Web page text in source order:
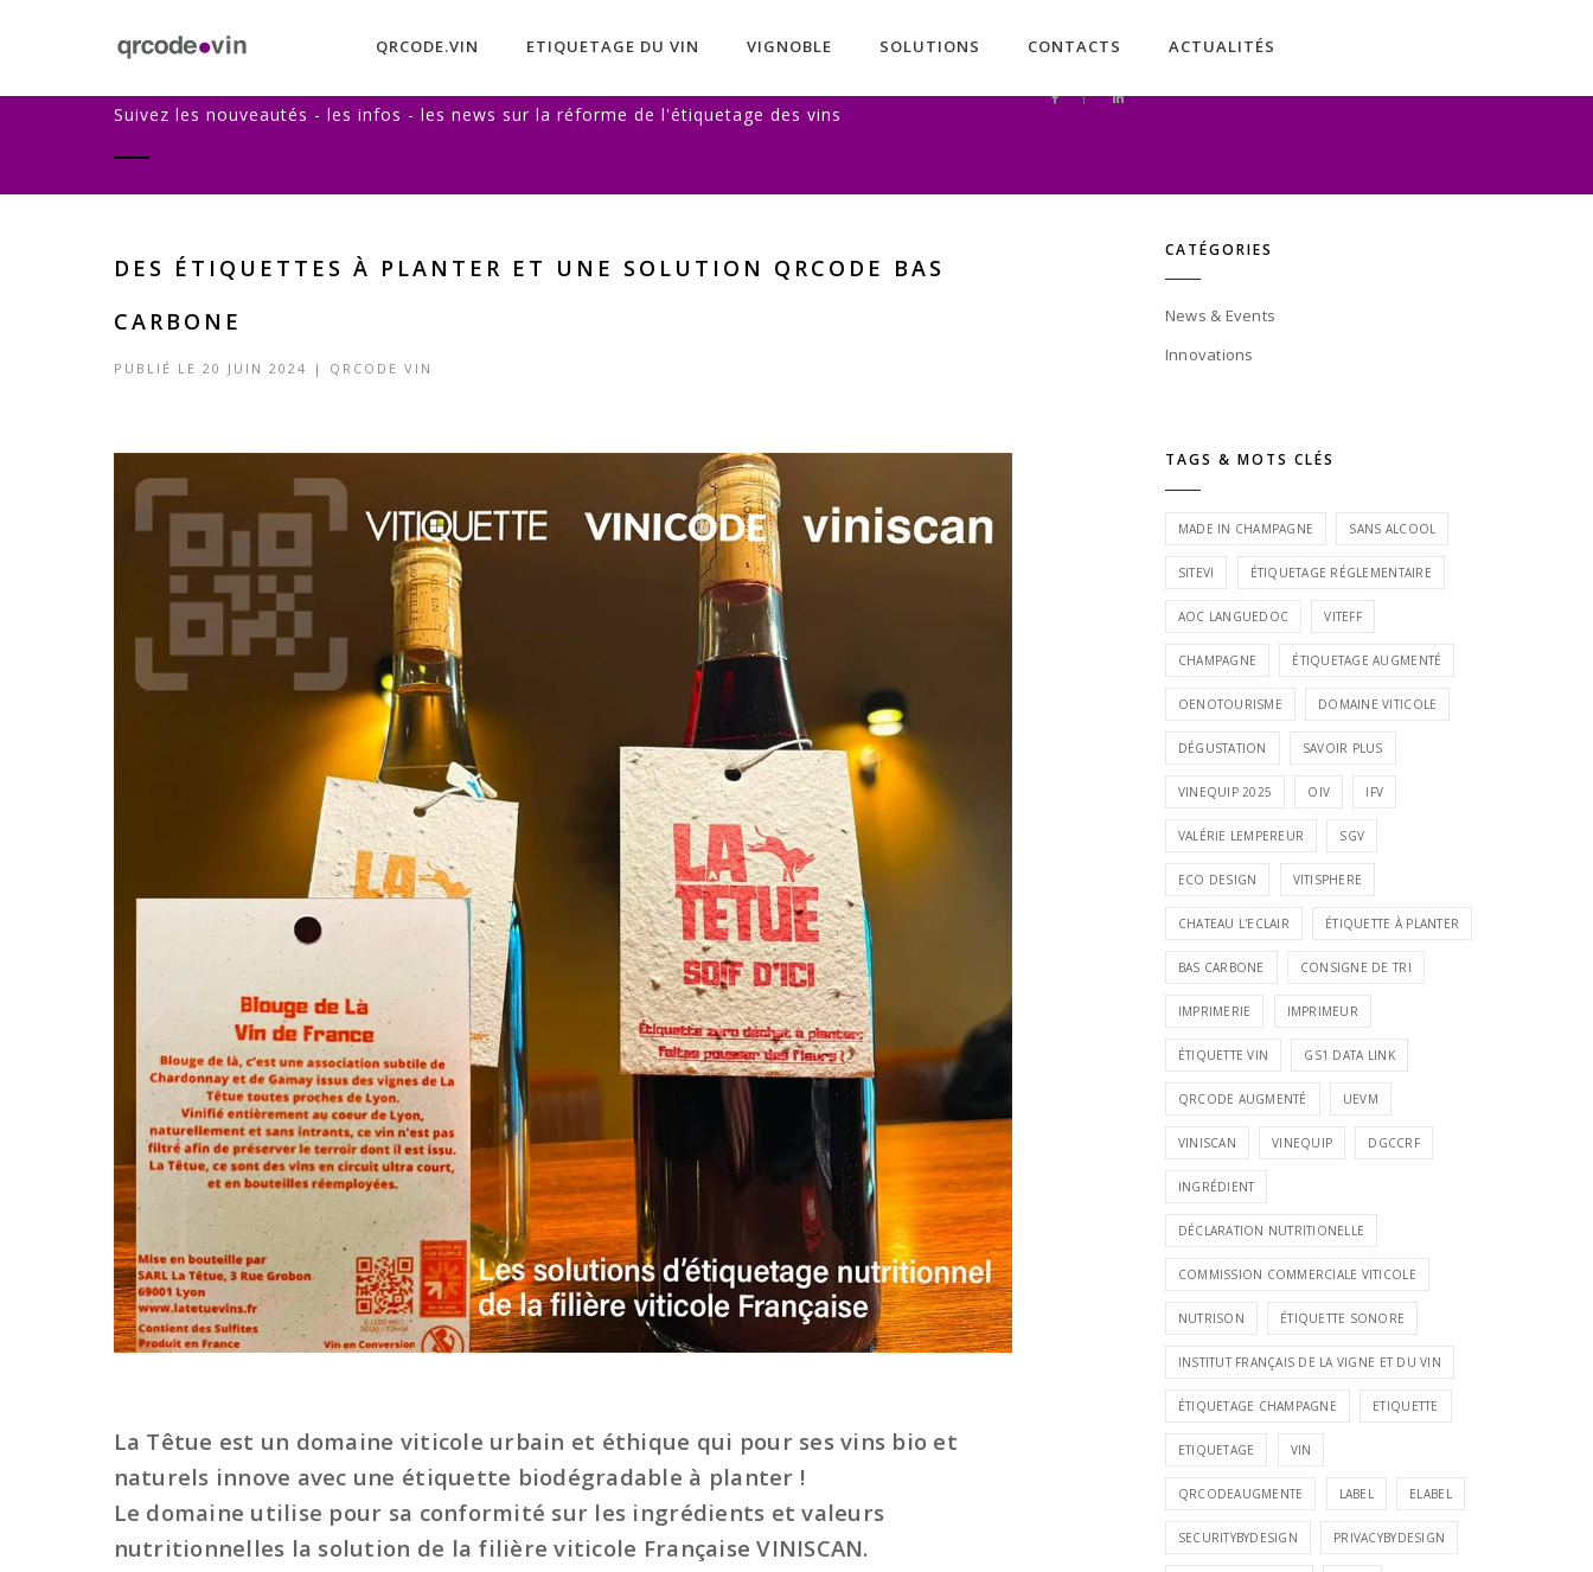
QRCODE.VIN ETIQUETAGE DU VIN VIGNOBLE SOLUTIONS CONTACTS ACTUALITÉS
LE BLOG QRCODE.VIN
Suivez les nouveautés - les infos - les news sur la réforme de l'étiquetage des vins
DES ÉTIQUETTES À PLANTER ET UNE SOLUTION QRCODE BAS
CARBONE
PUBLIÉ LE 20 JUIN 2024 | QRCODE VIN
La Têtue est un domaine viticole urbain et éthique qui pour ses vins bio et
naturels innove avec une étiquette biodégradable à planter !
Le domaine utilise pour sa conformité sur les ingrédients et valeurs
nutritionnelles la solution de la filière viticole Française VINISCAN.
CATÉGORIES
News & Events
Innovations
TAGS & MOTS CLÉS
MADE IN CHAMPAGNE SANS ALCOOL
SITEVI ÉTIQUETAGE RÉGLEMENTAIRE
AOC LANGUEDOC VITEFF
CHAMPAGNE ÉTIQUETAGE AUGMENTÉ
OENOTOURISME DOMAINE VITICOLE
DÉGUSTATION SAVOIR PLUS
VINEQUIP 2025 OIV IFV
VALÉRIE LEMPEREUR SGV
ECO DESIGN VITISPHERE
CHATEAU L'ECLAIR ÉTIQUETTE À PLANTER
BAS CARBONE CONSIGNE DE TRI
IMPRIMERIE IMPRIMEUR
ÉTIQUETTE VIN GS1 DATA LINK
QRCODE AUGMENTÉ UEVM
VINISCAN VINEQUIP DGCCRF
INGRÉDIENT
DÉCLARATION NUTRITIONELLE
COMMISSION COMMERCIALE VITICOLE
NUTRISON ÉTIQUETTE SONORE
INSTITUT FRANÇAIS DE LA VIGNE ET DU VIN
ÉTIQUETAGE CHAMPAGNE ETIQUETTE
ETIQUETAGE VIN
QRCODEAUGMENTE LABEL ELABEL
SECURITYBYDESIGN PRIVACYBYDESIGN